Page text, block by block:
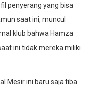
penyerang yang bisa
saat ini, muncul
klub bahwa Hamza
ini tidak mereka miliki
Mesir ini baru saja tiba